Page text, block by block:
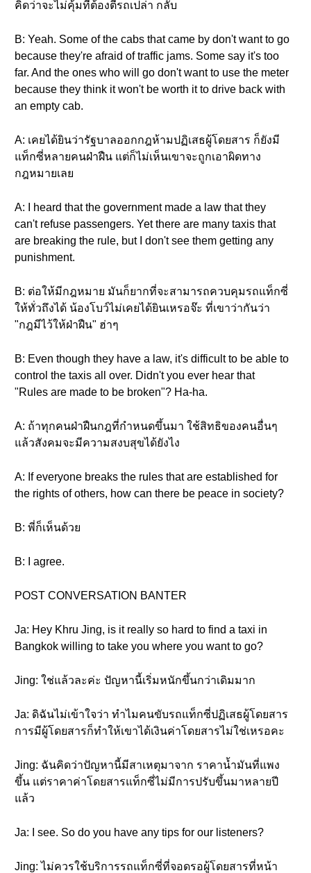
คิดว่าจะไม่คุ้มที่ต้องตีรถเปล่า กลับ
B: Yeah. Some of the cabs that came by don't want to go
because they're afraid of traffic jams. Some say it's too
far. And the ones who will go don't want to use the meter
because they think it won't be worth it to drive back with
an empty cab.
A: เคยได้ยินว่ารัฐบาลออกกฎห้ามปฏิเสธผู้โดยสาร ก็ยังมี
แท็กซี่หลายคนฝ่าฝืน แต่ก็ไม่เห็นเขาจะถูกเอาผิดทาง
กฎหมายเลย
A: I heard that the government made a law that they
can't refuse passengers. Yet there are many taxis that
are breaking the rule, but I don't see them getting any
punishment.
B: ต่อให้มีกฎหมาย มันก็ยากที่จะสามารถควบคุมรถแท็กซี่
ให้ทั่วถึงได้ น้องโบว์ไม่เคยได้ยินเหรอจ๊ะ ที่เขาว่ากันว่า
"กฎมีไว้ให้ฝ่าฝืน" ฮ่าๆ
B: Even though they have a law, it's difficult to be able to
control the taxis all over. Didn't you ever hear that
"Rules are made to be broken"? Ha-ha.
A: ถ้าทุกคนฝ่าฝืนกฎที่กำหนดขึ้นมา ใช้สิทธิของคนอื่นๆ
แล้วสังคมจะมีความสงบสุขได้ยังไง
A: If everyone breaks the rules that are established for
the rights of others, how can there be peace in society?
B: พี่ก็เห็นด้วย
B: I agree.
POST CONVERSATION BANTER
Ja: Hey Khru Jing, is it really so hard to find a taxi in
Bangkok willing to take you where you want to go?
Jing: ใช่แล้วละค่ะ ปัญหานี้เริ่มหนักขึ้นกว่าเดิมมาก
Ja: ดิฉันไม่เข้าใจว่า ทำไมคนขับรถแท็กซี่ปฏิเสธผู้โดยสาร
การมีผู้โดยสารก็ทำให้เขาได้เงินค่าโดยสารไม่ใช่เหรอคะ
Jing: ฉันคิดว่าปัญหานี้มีสาเหตุมาจาก ราคาน้ำมันที่แพง
ขึ้น แต่ราคาค่าโดยสารแท็กซี่ไม่มีการปรับขึ้นมาหลายปี
แล้ว
Ja: I see. So do you have any tips for our listeners?
Jing: ไม่ควรใช้บริการรถแท็กซี่ที่จอดรอผู้โดยสารที่หน้า